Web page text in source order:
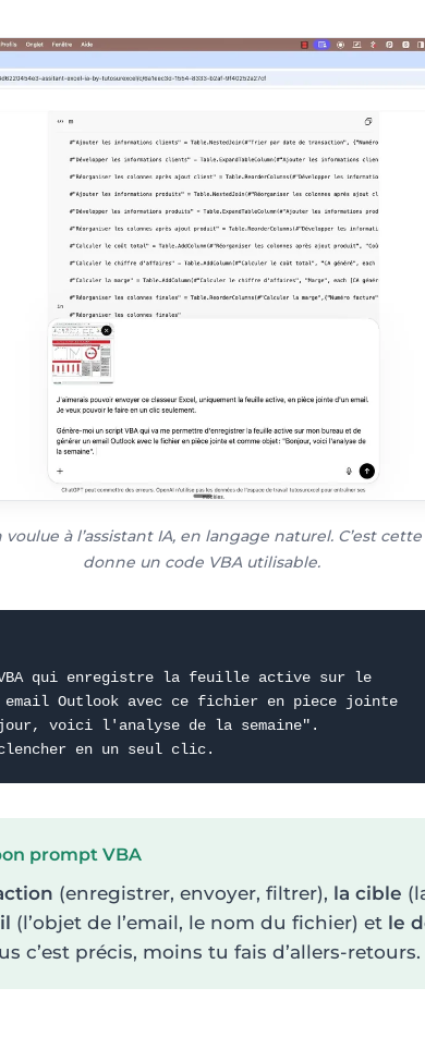
à l’assistant IA, en langage naturel. C’est
donne un code VBA utilisable.
VBA qui enregistre la feuille active sur le
email Outlook avec ce fichier en piece jointe
voici l'analyse de la semaine".
en un seul clic.
prompt VBA
(enregistrer, envoyer, filtrer), la cible
(l’objet de l’email, le nom du fichier) et le
c’est précis, moins tu fais d’allers-retours.